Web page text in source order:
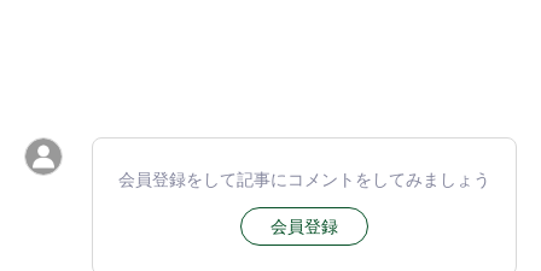
会員登録をして記事にコメントをしてみましょう
会員登録